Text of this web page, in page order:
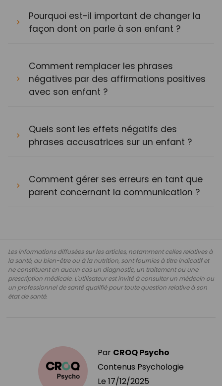
Pourquoi est-il important de changer la
façon dont on parle à son enfant ?
Comment remplacer les phrases
négatives par des affirmations positives
avec son enfant ?
Quels sont les effets négatifs des
phrases accusatrices sur un enfant ?
Comment gérer ses erreurs en tant que
parent concernant la communication ?
Les informations diffusées sur les articles, notamment celles relatives à
la santé, au bien-être ou à la nutrition, sont fournies à titre indicatif et
ne constituent en aucun cas un diagnostic, un traitement ou une
prescription médicale. L'utilisateur est invité à consulter un médecin ou
un professionnel de santé qualifié pour toute question relative à son
état de santé.
Par CROQ Psycho
Contenus Psychologie
Le 17/12/2025